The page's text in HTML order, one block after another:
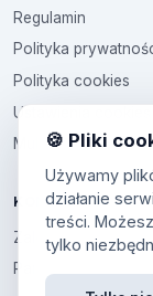
Regulamin
Polityka
Polityka cookies
Ustawienia cookies
Multikod
KONTO
Zaloguj sie
Panel uzytkownika
🍪 Pliki
Używamy
działanie
treści.
tylko